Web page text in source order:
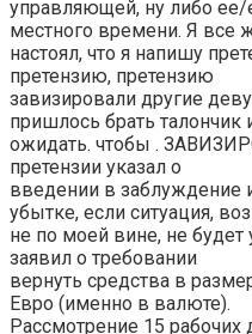
управляющей, ну либо
местного времени. Я все
настоял, что я напишу
претензию, претензию
завизировали другие
пришлось брать талончик
ожидать. чтобы .
претензии указал о
введении в заблуждение
убытке, если ситуация,
не по моей вине, не будет
заявил о требовании
вернуть средства в
Евро (именно в валюте).
Рассмотрение 15